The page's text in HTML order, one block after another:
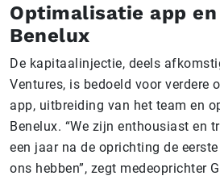
Optimalisatie app
Benelux
De kapitaalinjectie, deels
Ventures, is bedoeld voor verdere
app, uitbreiding van het team en
Benelux. “We zijn enthousiast en
een jaar na de oprichting de
ons hebben”, zegt medeoprichter